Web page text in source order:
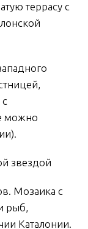
террасу с
можно
Мозаика с
рыб,
Каталонии.